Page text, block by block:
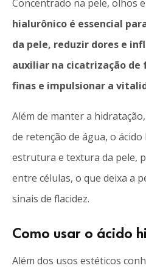
Concentrado na pele, olhos
hialurônico é essencial
da pele, reduzir dores e
auxiliar na cicatrização de
finas e impulsionar a
Além de manter a
de retenção de água, o
estrutura e textura da pele,
entre células, o que deixa a
sinais de flacidez.
Como usar o ácido
Além dos usos estéticos